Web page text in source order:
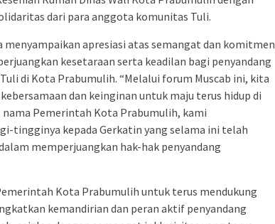
dari para anggota komunitas Tuli.
apresiasi atas semangat dan komitmen
kesetaraan serta keadilan bagi penyandang
di Kota Prabumulih. “Melalui forum Muscab ini, kita
dan keinginan untuk maju terus hidup di
Pemerintah Kota Prabumulih, kami
tingginya kepada Gerkatin yang selama ini telah
memperjuangkan hak-hak penyandang
Kota Prabumulih untuk terus mendukung
kemandirian dan peran aktif penyandang